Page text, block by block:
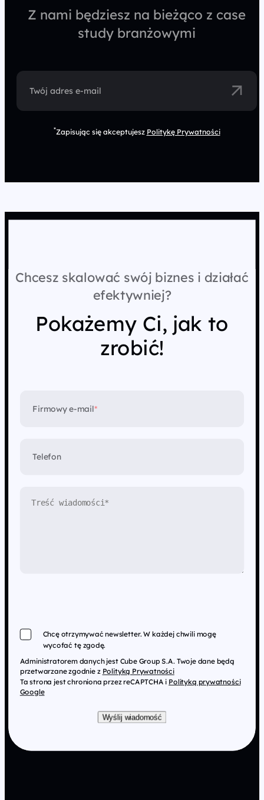
Z nami będziesz na bieżąco z case
study branżowymi
Twój adres e-mail
*Zapisując się akceptujesz Politykę Prywatności
Chcesz skalować swój biznes i działać
efektywniej?
Pokażemy Ci, jak to
zrobić!
Firmowy e-mail*
Telefon
Chcę otrzymywać newsletter. W każdej chwili mogę
wycofać tę zgodę.
Administratorem danych jest Cube Group S.A. Twoje dane będą
przetwarzane zgodnie z Polityką Prywatności
Ta strona jest chroniona przez reCAPTCHA i Polityką prywatności
Google
Wyślij wiadomość